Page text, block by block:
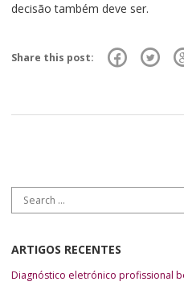
decisão também deve ser.
Share this post:
Search for:
ARTIGOS RECENTES
Diagnóstico eletrónico profissional